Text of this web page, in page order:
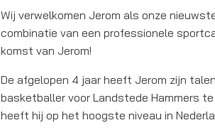
Wij verwelkomen Jerom als onze
combinatie van een professionele
komst van Jerom!
De afgelopen 4 jaar heeft Jerom zijn
basketballer voor Landstede Hammers
heeft hij op het hoogste niveau in